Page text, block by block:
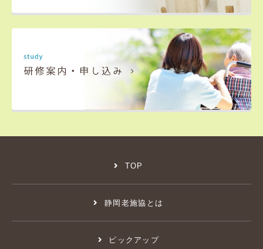
TOP
静岡老施協とは
ピックアップ